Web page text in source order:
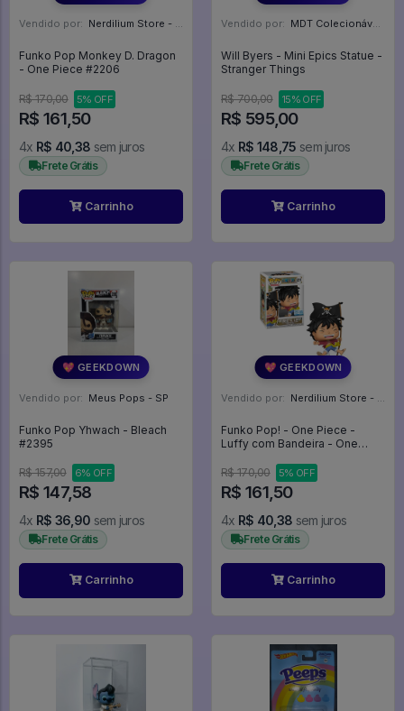
Vendido por: Nerdilium Store - SP
Funko Pop Monkey D. Dragon
- One Piece #2206
R$ 170,00 5% OFF
R$ 161,50
4x R$ 40,38 sem juros
Frete Grátis
Carrinho
Vendido por: MDT Colecionáveis - DF
Will Byers - Mini Epics Statue -
Stranger Things
R$ 700,00 15% OFF
R$ 595,00
4x R$ 148,75 sem juros
Frete Grátis
Carrinho
💖 GEEKDOWN
Vendido por: Meus Pops - SP
Funko Pop Yhwach - Bleach
#2395
R$ 157,00 6% OFF
R$ 147,58
4x R$ 36,90 sem juros
Frete Grátis
Carrinho
💖 GEEKDOWN
Vendido por: Nerdilium Store - SP
Funko Pop! - One Piece -
Luffy com Bandeira - One
R$ 170,00
5% OFF
R$ 161,50
4x R$ 40,38 sem juros
Frete Grátis
Carrinho